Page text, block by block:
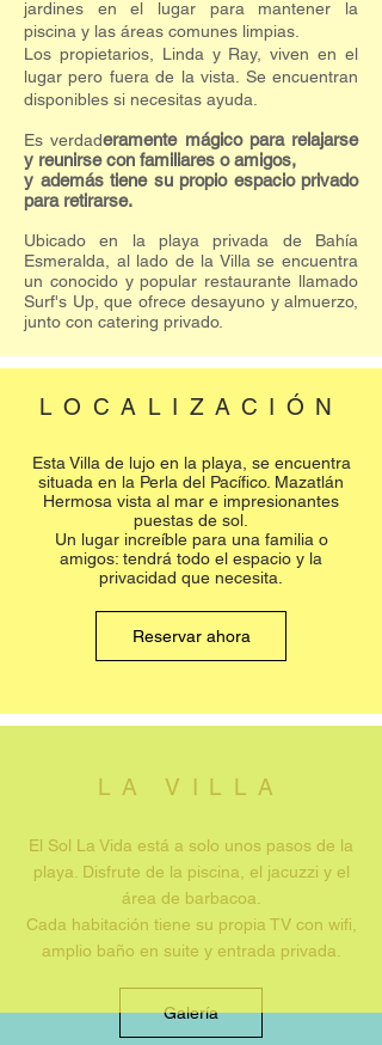
jardines en el lugar para mantener la
piscina y las áreas comunes limpias.
Los propietarios, Linda y Ray, viven en el
lugar pero fuera de la vista. Se encuentran
disponibles si necesitas ayuda.
Es verdaderamente mágico para relajarse
y reunirse con familiares o amigos,
y además tiene su propio espacio privado
para retirarse.
Ubicado en la playa privada de Bahía
Esmeralda, al lado de la Villa se encuentra
un conocido y popular restaurante llamado
Surf's Up, que ofrece desayuno y almuerzo,
junto con catering privado.
LOCALIZACIÓN
Esta Villa de lujo en la playa, se encuentra
situada en la Perla del Pacífico. Mazatlán
Hermosa vista al mar e impresionantes
puestas de sol.
Un lugar increíble para una familia o
amigos: tendrá todo el espacio y la
privacidad que necesita.
Reservar ahora
LA VILLA
El Sol La Vida está a solo unos pasos de la
playa. Disfrute de la piscina, el jacuzzi y el
área de barbacoa.
Cada habitación tiene su propia TV con wifi,
amplio baño en suite y entrada privada.
Galería